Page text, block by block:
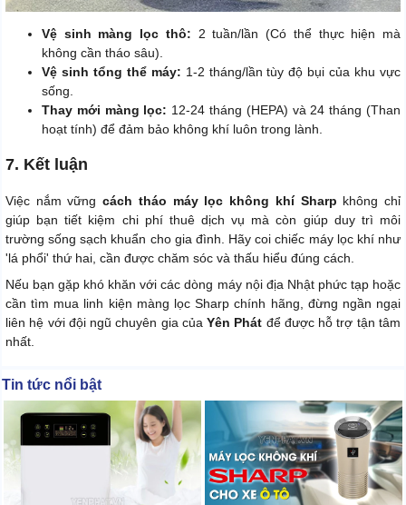
Vệ sinh màng lọc thô: 2 tuần/lần (Có thể thực hiện mà
không cần tháo sâu).
Vệ sinh tổng thể máy: 1-2 tháng/lần tùy độ bụi của khu vực
sống.
Thay mới màng lọc: 12-24 tháng (HEPA) và 24 tháng (Than
hoạt tính) để đảm bảo không khí luôn trong lành.
7. Kết luận
Việc nắm vữngcách tháo máy lọc không khí Sharp không chỉ
giúp bạn tiết kiệm chi phí thuê dịch vụ mà còn giúp duy trì môi
trường sống sạch khuẩn cho gia đình. Hãy coi chiếc máy lọc khí như
'lá phổi' thứ hai, cần được chăm sóc và thấu hiểu đúng cách.
Nếu bạn gặp khó khăn với các dòng máy nội địa Nhật phức tạp hoặc
cần tìm mua linh kiện màng lọc Sharp chính hãng, đừng ngần ngại
liên hệ với đội ngũ chuyên gia củaYên Phát để được hỗ trợ tận tâm
nhất.
Tin tức nổi bật